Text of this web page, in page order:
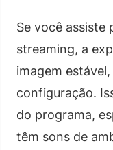
Se você assiste
streaming, a
imagem
configuração.
do programa,
têm sons de